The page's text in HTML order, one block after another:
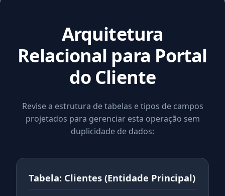
Arquitetura
Relacional para Portal
do Cliente
Revise a estrutura de tabelas e tipos de campos
projetados para gerenciar esta operação sem
duplicidade de dados:
Tabela: Clientes (Entidade Principal)